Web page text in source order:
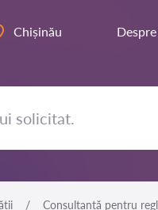
Chișinău
Consultanță pentru